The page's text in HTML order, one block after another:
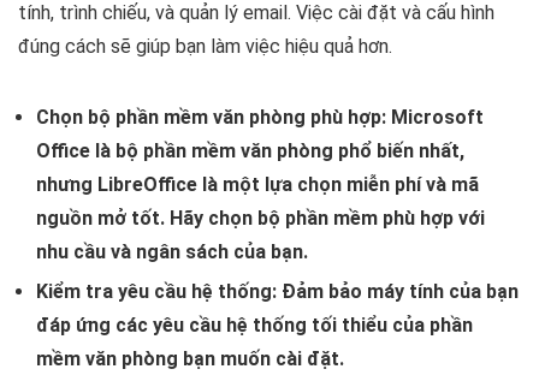
tính, trình chiếu, và quản lý email. Việc cài đặt và cấu hình
đúng cách sẽ giúp bạn làm việc hiệu quả hơn.
Chọn bộ phần mềm văn phòng phù hợp: Microsoft
Office là bộ phần mềm văn phòng phổ biến nhất,
nhưng LibreOffice là một lựa chọn miễn phí và mã
nguồn mở tốt. Hãy chọn bộ phần mềm phù hợp với
nhu cầu và ngân sách của bạn.
Kiểm tra yêu cầu hệ thống: Đảm bảo máy tính của bạn
đáp ứng các yêu cầu hệ thống tối thiểu của phần
mềm văn phòng bạn muốn cài đặt.